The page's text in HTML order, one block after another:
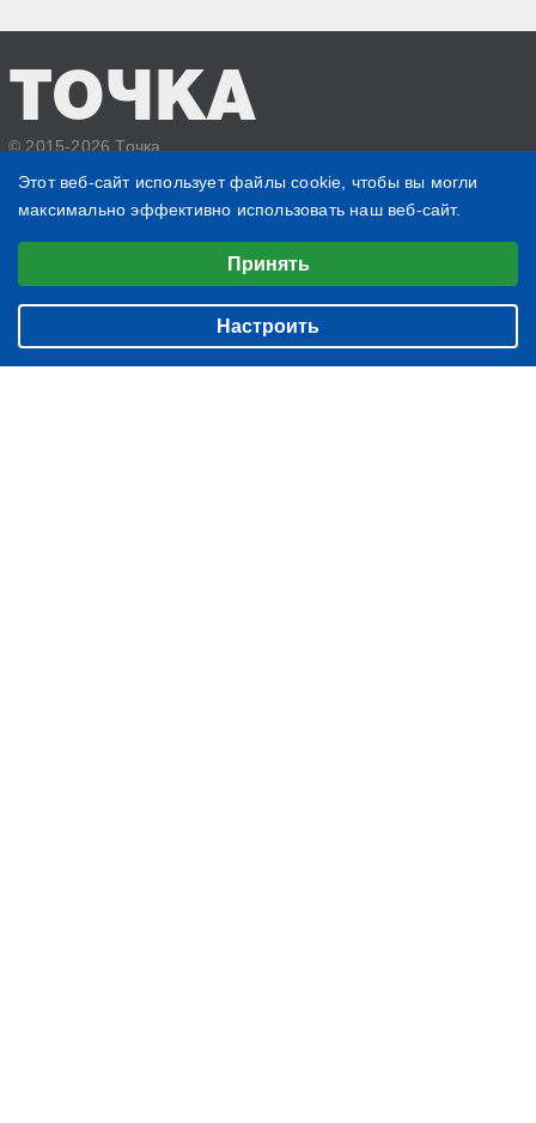
ТОЧКА
© 2015-2026 Точка
1807
759
БИЗНЕС О нас
Редакция
Этот веб-сайт использует файлы cookie, чтобы вы могли
максимально эффективно использовать наш веб-сайт.
Принять
Настроить